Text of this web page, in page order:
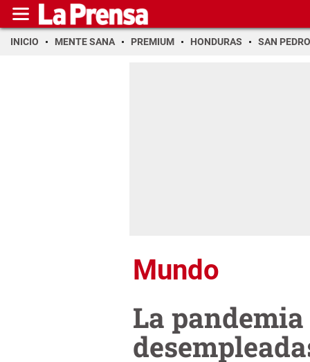
INICIO MENTE SANA PREMIUM HONDURAS SAN PEDRO
Mundo
La